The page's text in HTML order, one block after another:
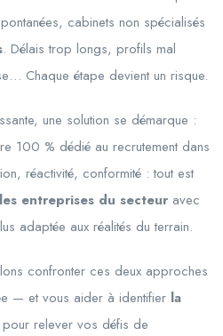
cabinets non spécialisés
. Délais trop longs, profils mal
Chaque étape devient un risque.
une solution se démarque :
100 % dédié au recrutement dans
réactivité, conformité : tout est
entreprises du secteur avec
adaptée aux réalités du terrain.
confronter ces deux approches
— et vous aider à identifier la
pour relever vos défis de